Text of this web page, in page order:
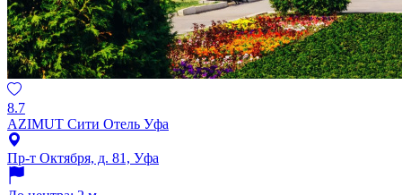
8.7
AZIMUT Сити Отель Уфа
Пр-т Октября, д. 81, Уфа